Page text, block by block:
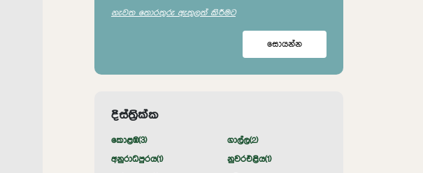
නැවත තොරතුරු ඇතුලත් කිරීමට
සොයන්න
දිස්ත්‍රික්ක
කොළඹ(3) ගාල්ල(2)
අනුරාධපුරය(1) නුවරඑළිය(1)